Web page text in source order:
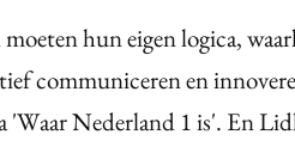
moeten hun eigen logica,
communiceren en
'Waar Nederland 1 is'. En